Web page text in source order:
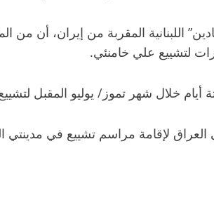
اللبنانية المقربة من إيران، أن
لتشييع علي خامنئي.
خلال شهر تموز/ يوليو المقبل
لإقامة مراسم تشييع في مدينتي